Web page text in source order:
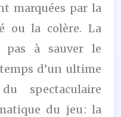
marquées par la
ou la colère. La
pas à sauver le
d’un ultime
spectaculaire
du jeu : la